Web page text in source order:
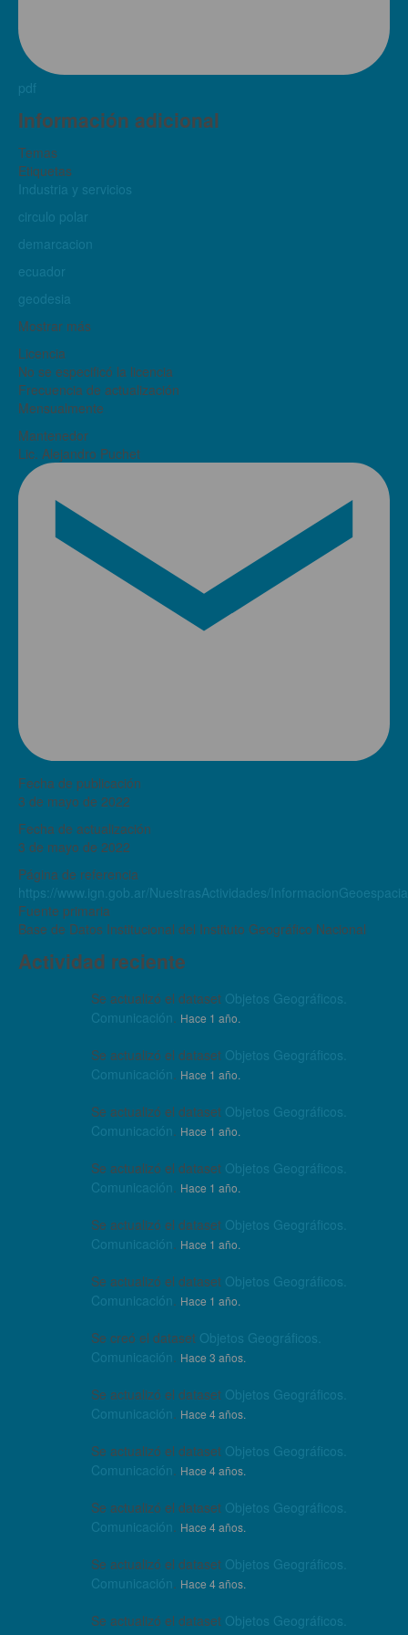
pdf
Información adicional
Temas
Etiquetas
Industria y servicios
circulo polar
demarcacion
ecuador
geodesia
Mostrar más
Licencia
No se especificó la licencia
Frecuencia de actualización
Mensualmente
Mantenedor
Lic. Alejandro Puchet
Fecha de publicación
3 de mayo de 2022
Fecha de actualización
3 de mayo de 2022
Página de referencia
https://www.ign.gob.ar/NuestrasActividades/
Fuente primaria
Base de Datos Institucional del Instituto Geográfico Nacional
Actividad reciente
Se actualizó el dataset Objetos Geográficos.
Comunicación . Hace 1 año.
Se actualizó el dataset Objetos Geográficos.
Comunicación . Hace 1 año.
Se actualizó el dataset Objetos Geográficos.
Comunicación . Hace 1 año.
Se actualizó el dataset Objetos Geográficos.
Comunicación . Hace 1 año.
Se actualizó el dataset Objetos Geográficos.
Comunicación . Hace 1 año.
Se actualizó el dataset Objetos Geográficos.
Comunicación . Hace 1 año.
Se creó el dataset Objetos Geográficos.
Comunicación . Hace 3 años.
Se actualizó el dataset Objetos Geográficos.
Comunicación . Hace 4 años.
Se actualizó el dataset Objetos Geográficos.
Comunicación . Hace 4 años.
Se actualizó el dataset Objetos Geográficos.
Comunicación . Hace 4 años.
Se actualizó el dataset Objetos Geográficos.
Comunicación . Hace 4 años.
Se actualizó el dataset Objetos Geográficos.